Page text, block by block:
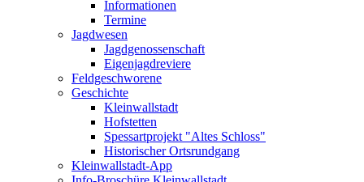
Informationen
Termine
Jagdwesen
Jagdgenossenschaft
Eigenjagdreviere
Feldgeschworene
Geschichte
Kleinwallstadt
Hofstetten
Spessartprojekt "Altes Schloss"
Historischer Ortsrundgang
Kleinwallstadt-App